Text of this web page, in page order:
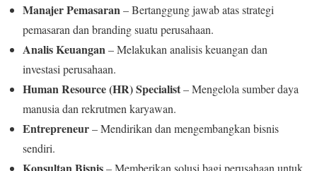
Manajer Pemasaran– Bertanggung jawab atas strategi
pemasaran dan branding suatu perusahaan.
Analis Keuangan– Melakukan analisis keuangan dan
investasi perusahaan.
Human Resource (HR) Specialist– Mengelola sumber daya
manusia dan rekrutmen karyawan.
Entrepreneur– Mendirikan dan mengembangkan bisnis
sendiri.
– Memberikan solusi bagi perusahaan untuk